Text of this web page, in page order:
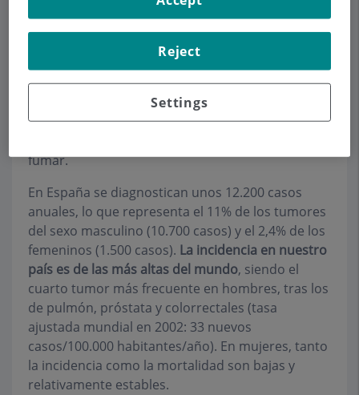
los tumores (el 4,7% en hombres y el 1,6% en
hay grandes diferencias entre los países menos y
más desarrollados. Como el cáncer de pulmón, es
muchomás frecuente entre los hombres. La
razón de sexo es de 3,3 hombres por cada mujer
en el mundo, 3,8 en Europa, y 7 en España. Se
fumar.
En España se diagnostican unos 12.200 casos
anuales, lo que representa el 11% de los tumores
del sexo masculino (10.700 casos) y el 2,4% de los
femeninos (1.500 casos). La incidencia en nuestro
país es de las más altas del mundo, siendo el
cuarto tumor más frecuente en hombres, tras los
de pulmón, próstata y colorrectales (tasa
ajustada mundial en 2002: 33 nuevos
casos/100.000 habitantes/año). En mujeres, tanto
la incidencia como la mortalidad son bajas y
relativamente estables.
Settings
Reject